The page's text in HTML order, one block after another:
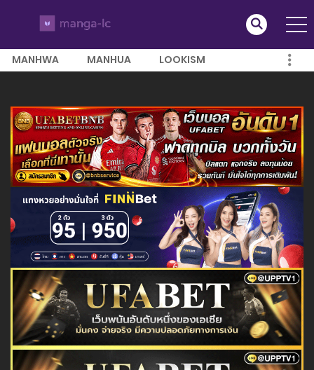
MANHWA MANHUA LOOKISM